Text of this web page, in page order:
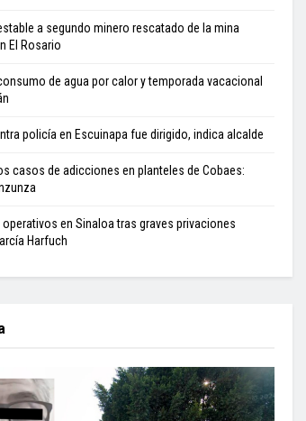
a segundo minero rescatado de la mina
El Rosario
de agua por calor y temporada vacacional
policía en Escuinapa fue dirigido, indica alcalde
casos de adicciones en planteles de Cobaes:
operativos en Sinaloa tras graves privaciones
Harfuch